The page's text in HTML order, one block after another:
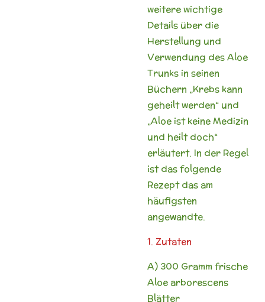
weitere wichtige
Details über die
Herstellung und
Verwendung des Aloe
Trunks in seinen
Büchern „Krebs kann
geheilt werden“ und
„Aloe ist keine Medizin
und heilt doch“
erläutert. In der Regel
ist das folgende
Rezept das am
häufigsten
angewandte.
1. Zutaten
A) 300 Gramm frische
Aloe arborescens
Blätter